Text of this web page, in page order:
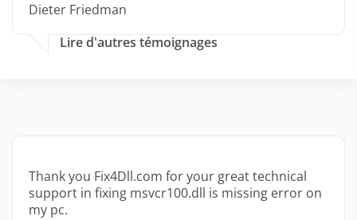
Dieter Friedman
Lire d'autres témoignages
Thank you Fix4Dll.com for your great technical
support in fixing msvcr100.dll is missing error on
my pc.